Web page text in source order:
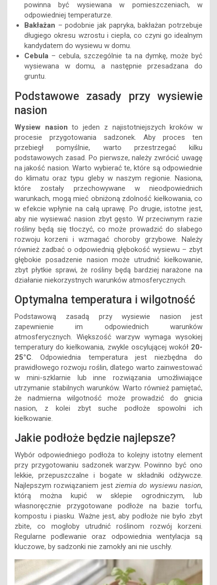
powinna być wysiewana w pomieszczeniach, w
odpowiedniej temperaturze.
Bakłażan – podobnie jak papryka, bakłażan potrzebuje
długiego okresu wzrostu i ciepła, co czyni go idealnym
kandydatem do wysiewu w domu.
Cebula – cebula, szczególnie ta na dymkę, może być
wysiewana w domu, a następnie przesadzana do
gruntu.
Podstawowe zasady przy wysiewie
nasion
Wysiew nasion to jeden z najistotniejszych kroków w
procesie przygotowania sadzonek. Aby proces ten
przebiegł pomyślnie, warto przestrzegać kilku
podstawowych zasad. Po pierwsze, należy zwrócić uwagę
na jakość nasion. Warto wybierać te, które są odpowiednie
do klimatu oraz typu gleby w naszym regionie. Nasiona,
które zostały przechowywane w nieodpowiednich
warunkach, mogą mieć obniżoną zdolność kiełkowania, co
w efekcie wpłynie na całą uprawę. Po drugie, istotne jest,
aby nie wysiewać nasion zbyt gęsto. W przeciwnym razie
rośliny będą się tłoczyć, co może prowadzić do słabego
rozwoju korzeni i wzmagać choroby grzybowe. Należy
również zadbać o odpowiednią głębokość wysiewu – zbyt
głębokie posadzenie nasion może utrudnić kiełkowanie,
zbyt płytkie sprawi, że rośliny będą bardziej narażone na
działanie niekorzystnych warunków atmosferycznych.
Optymalna temperatura i wilgotność
Podstawową zasadą przy wysiewie nasion jest
zapewnienie im odpowiednich warunków
atmosferycznych. Większość warzyw wymaga wysokiej
temperatury do kiełkowania, zwykle oscylującej wokół 20-
25°C. Odpowiednia temperatura jest niezbędna do
prawidłowego rozwoju roślin, dlatego warto zainwestować
w mini-szklarnie lub inne rozwiązania umożliwiające
utrzymanie stabilnych warunków. Warto również pamiętać,
że nadmierna wilgotność może prowadzić do gnicia
nasion, z kolei zbyt suche podłoże spowolni ich
kiełkowanie.
Jakie podłoże będzie najlepsze?
Wybór odpowiedniego podłoża to kolejny istotny element
przy przygotowaniu sadzonek warzyw. Powinno być ono
lekkie, przepuszczalne i bogate w składniki odżywcze.
Najlepszym rozwiązaniem jest ziemia do wysiewu nasion,
którą można kupić w sklepie ogrodniczym, lub
własnoręcznie przygotowane podłoże na bazie torfu,
kompostu i piasku. Ważne jest, aby podłoże nie było zbyt
zbite, co mogłoby utrudnić roślinom rozwój korzeni.
Regularne podlewanie oraz odpowiednia wentylacja są
kluczowe, by sadzonki nie zamokły ani nie uschły.